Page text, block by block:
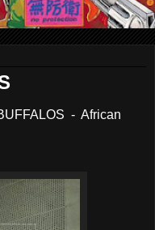
- African